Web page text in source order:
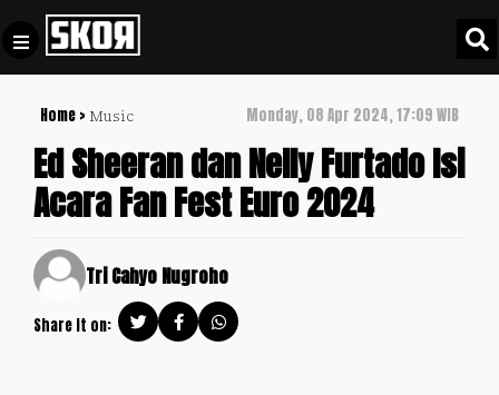
Home > Music Monday, 08 Apr 2024, 17:09 WIB
Ed Sheeran dan Nelly Furtado Isi
Acara Fan Fest Euro 2024
Tri Cahyo Nugroho
Share it on:
Football +
Culture +
Sports
Update
+
Policy
Pedoman
Media
Siber
Disclaimer